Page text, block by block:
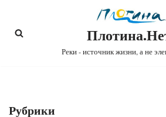
Перейти
Реки - источник жизни, а не
Рубрики